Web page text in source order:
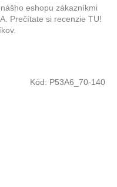
eshopu zákazníkmi
Prečítate si recenzie TU!
Kód: P53A6_70-140